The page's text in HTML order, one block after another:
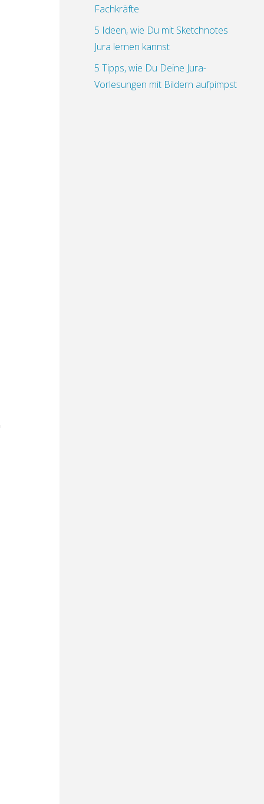
Fachkräfte
5 Ideen, wie Du mit Sketchnotes
Jura lernen kannst
5 Tipps, wie Du Deine Jura-
Vorlesungen mit Bildern aufpimpst